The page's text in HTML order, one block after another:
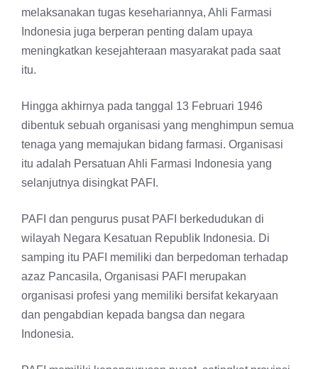
melaksanakan tugas kesehariannya, Ahli Farmasi
Indonesia juga berperan penting dalam upaya
meningkatkan kesejahteraan masyarakat pada saat
itu.
Hingga akhirnya pada tanggal 13 Februari 1946
dibentuk sebuah organisasi yang menghimpun semua
tenaga yang memajukan bidang farmasi. Organisasi
itu adalah Persatuan Ahli Farmasi Indonesia yang
selanjutnya disingkat PAFI.
PAFI dan pengurus pusat PAFI berkedudukan di
wilayah Negara Kesatuan Republik Indonesia. Di
samping itu PAFI memiliki dan berpedoman terhadap
azaz Pancasila, Organisasi PAFI merupakan
organisasi profesi yang memiliki bersifat kekaryaan
dan pengabdian kepada bangsa dan negara
Indonesia.